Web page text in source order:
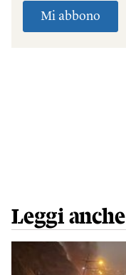
Leggi anche